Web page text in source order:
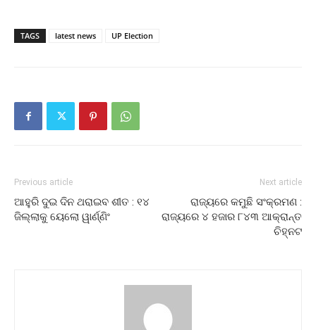
TAGS latest news UP Election
Previous article
ଆହୁରି ଦୁଇ ଦିନ ଥରାଇବ ଶୀତ : ୧୪
ଜିଲ୍ଲାକୁ ୟେଲୋ ୱାର୍ଣ୍ଣିଂ
Next article
ରାଜ୍ୟରେ କମୁଛି ସଂକ୍ରମଣ :
ରାଜ୍ୟରେ ୪ ହଜାର ୮୪୩ ଆକ୍ରାନ୍ତ
ଚିହ୍ନଟ